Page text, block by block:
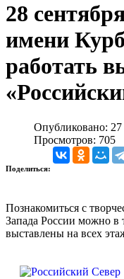
28
имени
работать
Опубликовано: 27
Просмотров: 705
Поделиться:
Познакомиться с
Запада России можно в
выставлены на всех